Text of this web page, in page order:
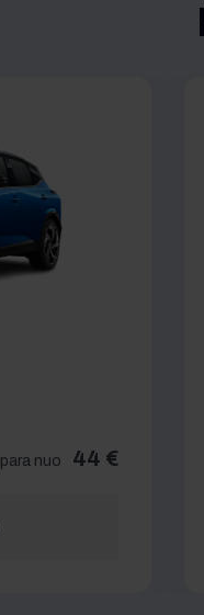
para nuo 44 €